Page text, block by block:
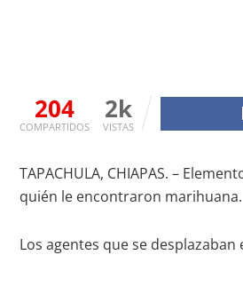
204
COMPARTIDOS
2k
VISTAS
TAPACHULA, CHIAPAS. –
quién le encontraron marihuana.
Los agentes que se